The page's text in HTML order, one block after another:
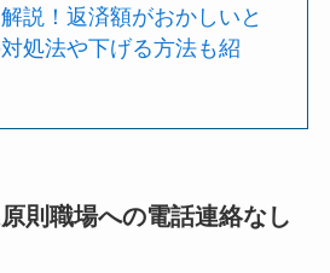
説！返済額がおかしいと
処法や下げる方法も紹
則職場への電話連絡なし